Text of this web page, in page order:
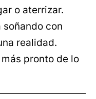
o aterrizar.
con
realidad.
pronto de lo